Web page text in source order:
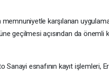
karşılanan
geçilmesi açısından da önemli
Sanayi esnafının kayıt işlemleri,